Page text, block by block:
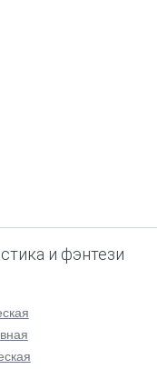
и фэнтези